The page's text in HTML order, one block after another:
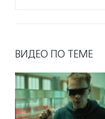
ВИДЕО ПО ТЕМЕ